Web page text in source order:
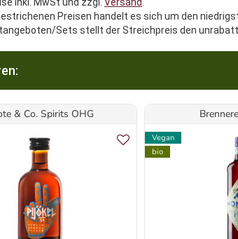
Preisen handelt es sich um den
Sets stellt der Streichpreis den
& Co. Spirits OHG
Vegan
bio